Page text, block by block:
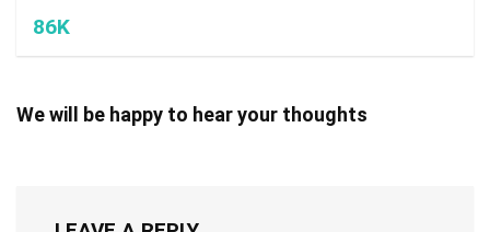
86K
We will be happy to hear your thoughts